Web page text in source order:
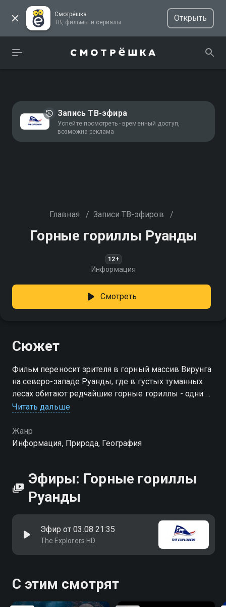
Смотрёшка
ТВ, фильмы и сериалы
Открыть
Запись ТВ-эфира
Успейте посмотреть - временный доступ,
возможна реклама
Главная / Записи ТВ-эфиров /
Горные гориллы Руанды
12+
Информация
Смотреть
Сюжет
Фильм переносит зрителя в горный массив Вирунга
на северо-западе Руанды, где в густых туманных
лесах обитают редчайшие горные гориллы - одни из
самых близких к человеку созданий на планете
Читать дальше
Жанр
Информация, Природа, География
Эфиры: Горные гориллы
Руанды
Эфир от 03.08 21:35
The Explorers HD
С этим смотрят